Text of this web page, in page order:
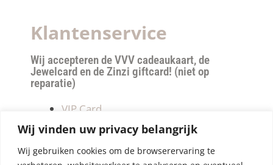
Wij vinden uw privacy belangrijk
Wij gebruiken cookies om de browserervaring te
Klantenservice
Wij accepteren de VVV cadeaukaart, de
Jewelcard en de Zinzi giftcard! (niet op
reparatie)
VIP Card
Retourneren
Betalen & verzendkosten
Privacy Policy